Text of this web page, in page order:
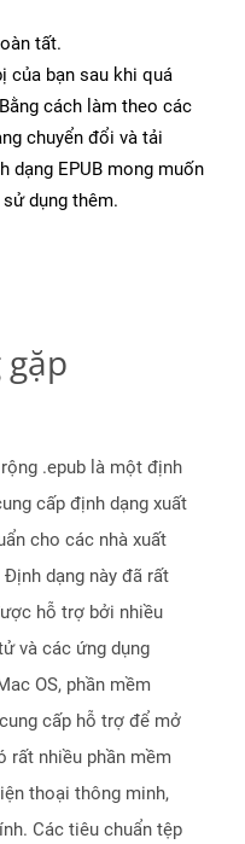
tất.
của bạn sau khi quá
cách làm theo các
chuyển đổi và tải
dạng EPUB mong muốn
dụng thêm.
.epub là một định
cấp định dạng xuất
cho các nhà xuất
dạng này đã rất
hỗ trợ bởi nhiều
và các ứng dụng
OS, phần mềm
cấp hỗ trợ để mở
rất nhiều phần mềm
thoại thông minh,
Các tiêu chuẩn tệp